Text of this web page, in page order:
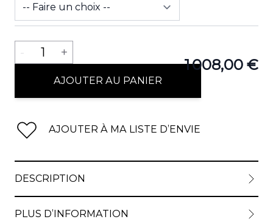
1 008,00 €
Quantité
- 1 +
AJOUTER AU PANIER
AJOUTER À MA LISTE D’ENVIE
DESCRIPTION
PLUS D’INFORMATION